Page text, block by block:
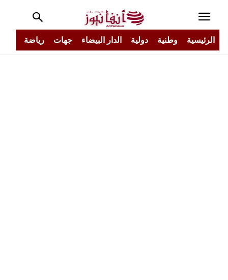
الرئيسية وطنية دولية الدار البيضاء جهات رياضة